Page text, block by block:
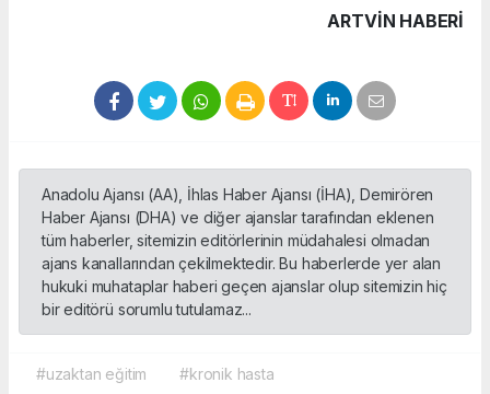
ARTVIN HABERİ
Anadolu Ajansı (AA), İhlas Haber Ajansı (İHA), Demirören
Haber Ajansı (DHA) ve diğer ajanslar tarafından eklenen
tüm haberler, sitemizin editörlerinin müdahalesi olmadan
ajans kanallarından çekilmektedir. Bu haberlerde yer alan
hukuki muhataplar haberi geçen ajanslar olup sitemizin hiç
bir editörü sorumlu tutulamaz...
#uzaktan eğitim #kronik hasta